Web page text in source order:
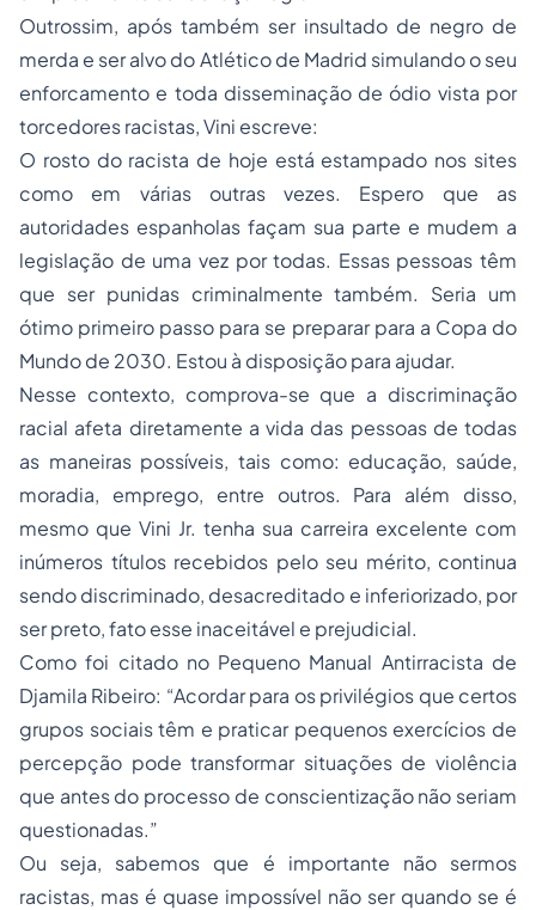
Outrossim, após também ser insultado de negro de
merda e ser alvo do Atlético de Madrid simulando o seu
enforcamento e toda disseminação de ódio vista por
torcedores racistas, Vini escreve:
O rosto do racista de hoje está estampado nos sites
como em várias outras vezes. Espero que as
autoridades espanholas façam sua parte e mudem a
legislação de uma vez por todas. Essas pessoas têm
que ser punidas criminalmente também. Seria um
ótimo primeiro passo para se preparar para a Copa do
Mundo de 2030. Estou à disposição para ajudar.
Nesse contexto, comprova-se que a discriminação
racial afeta diretamente a vida das pessoas de todas
as maneiras possíveis, tais como: educação, saúde,
moradia, emprego, entre outros. Para além disso,
mesmo que Vini Jr. tenha sua carreira excelente com
inúmeros títulos recebidos pelo seu mérito, continua
sendo discriminado, desacreditado e inferiorizado, por
ser preto, fato esse inaceitável e prejudicial.
Como foi citado no Pequeno Manual Antirracista de
Djamila Ribeiro: “Acordar para os privilégios que certos
grupos sociais têm e praticar pequenos exercícios de
percepção pode transformar situações de violência
que antes do processo de conscientização não seriam
questionadas.”
Ou seja, sabemos que é importante não sermos
racistas, mas é quase impossível não ser quando se é